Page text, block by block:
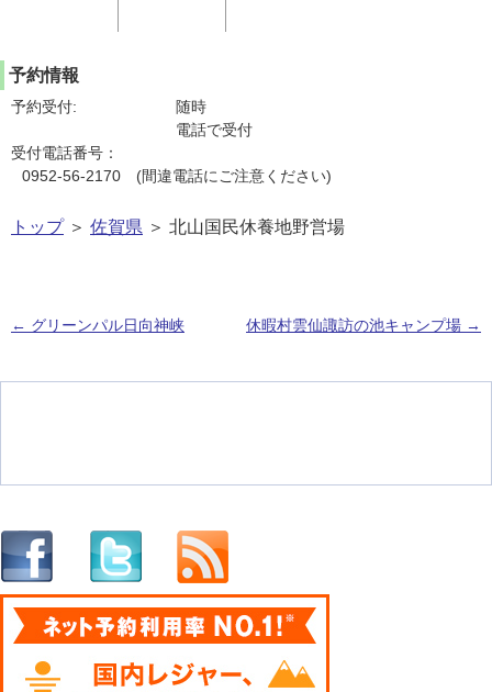
予約情報
予約受付:
随時
電話で受付
受付電話番号：
0952-56-2170 (間違電話にご注意ください)
トップ＞ 佐賀県 ＞ 北山国民休養地野営場
← グリーンパル日向神峡 休暇村雲仙諏訪の池キャンプ場 →